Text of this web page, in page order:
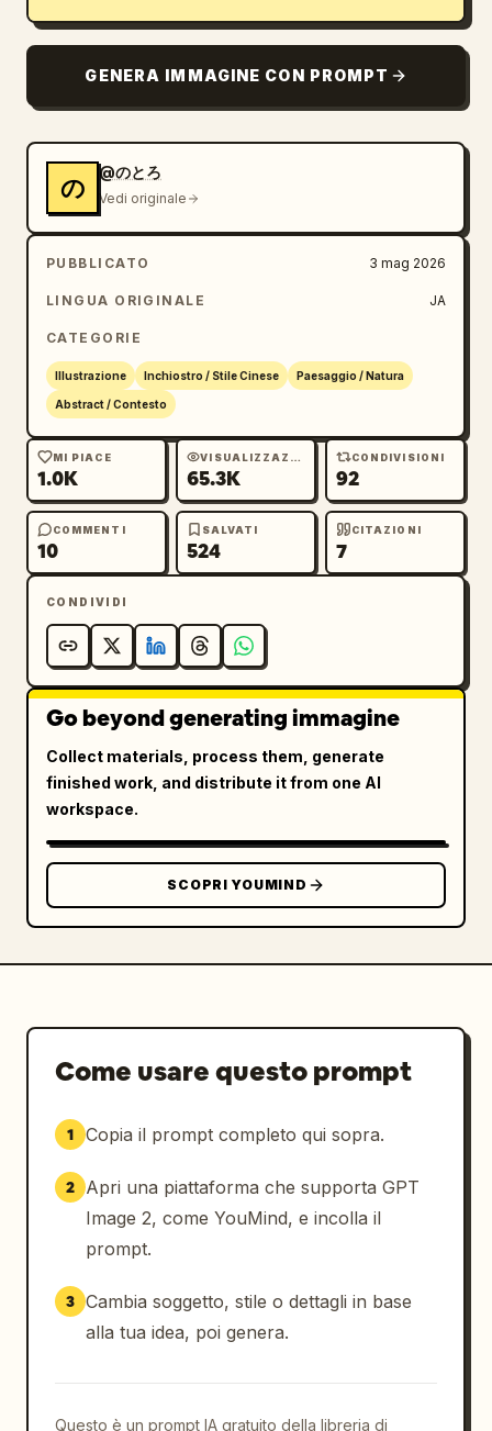
GENERA IMMAGINE CON PROMPT
の
@のとろ
Vedi originale
PUBBLICATO 3 mag 2026
LINGUA ORIGINALE JA
CATEGORIE
Illustrazione Inchiostro / Stile Cinese Paesaggio / Natura
Abstract / Contesto
MI PIACE
1.0K
VISUALIZZAZIONI
65.3K
CONDIVISIONI
92
COMMENTI
10
SALVATI
524
CITAZIONI
7
CONDIVIDI
Go beyond generating immagine
Collect materials, process them, generate
finished work, and distribute it from one AI
workspace.
SCOPRI YOUMIND
Come usare questo prompt
1 Copia il prompt completo qui sopra.
2
Apri una piattaforma che supporta GPT
Image 2, come YouMind, e incolla il
prompt.
3 Cambia soggetto, stile o dettagli in base
alla tua idea, poi genera.
Questo è un prompt IA gratuito della libreria di